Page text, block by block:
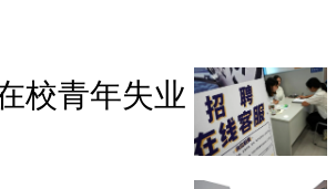
校青年失业